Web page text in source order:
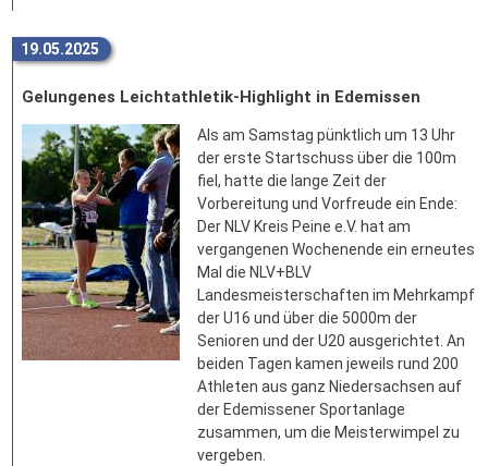
19.05.2025
Gelungenes Leichtathletik-Highlight in Edemissen
Als am Samstag pünktlich um 13 Uhr
der erste Startschuss über die 100m
fiel, hatte die lange Zeit der
Vorbereitung und Vorfreude ein Ende:
Der NLV Kreis Peine e.V. hat am
vergangenen Wochenende ein erneutes
Mal die NLV+BLV
Landesmeisterschaften im Mehrkampf
der U16 und über die 5000m der
Senioren und der U20 ausgerichtet. An
beiden Tagen kamen jeweils rund 200
Athleten aus ganz Niedersachsen auf
der Edemissener Sportanlage
zusammen, um die Meisterwimpel zu
vergeben.